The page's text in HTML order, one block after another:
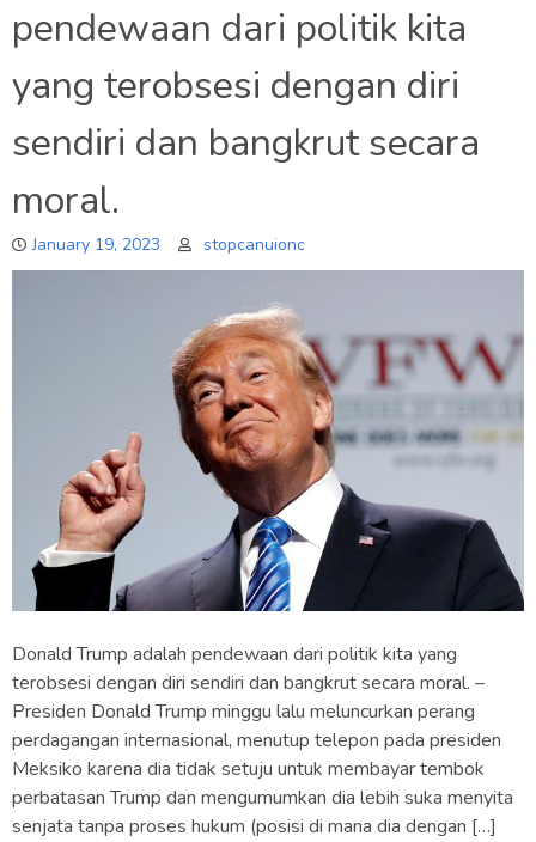
pendewaan dari politik kita
yang terobsesi dengan diri
sendiri dan bangkrut secara
moral.
January 19, 2023 stopcanuionc
Donald Trump adalah pendewaan dari politik kita yang
terobsesi dengan diri sendiri dan bangkrut secara moral. –
Presiden Donald Trump minggu lalu meluncurkan perang
perdagangan internasional, menutup telepon pada presiden
Meksiko karena dia tidak setuju untuk membayar tembok
perbatasan Trump dan mengumumkan dia lebih suka menyita
senjata tanpa proses hukum (posisi di mana dia dengan […]